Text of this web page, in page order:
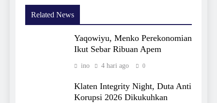
Related News
Yaqowiyu, Menko Perekonomian
Ikut Sebar Ribuan Apem
ino 4 hari ago 0
Klaten Integrity Night, Duta Anti
Korupsi 2026 Dikukuhkan